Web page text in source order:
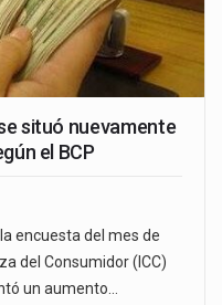
situó nuevamente
el BCP
encuesta del mes de
del Consumidor (ICC)
un aumento…